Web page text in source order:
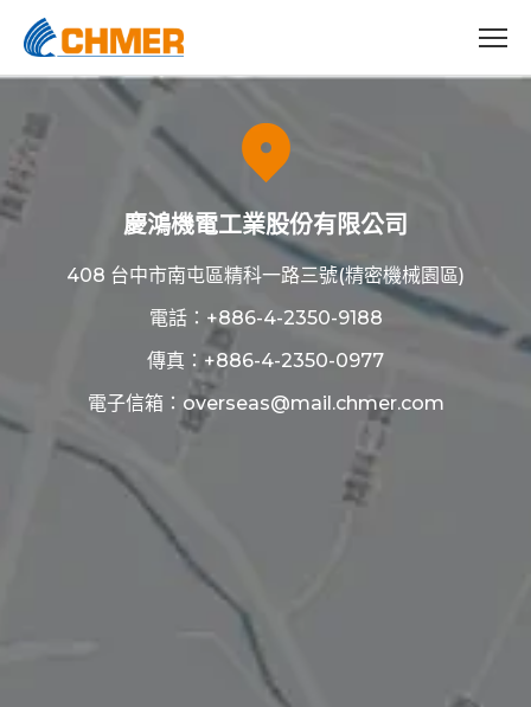
慶鴻機電工業股份有限公司
408 台中市南屯區精科一路三號(精密機械園區)
電話： +886-4-2350-9188
傳真：+886-4-2350-0977
電子信箱： overseas@mail.chmer.com